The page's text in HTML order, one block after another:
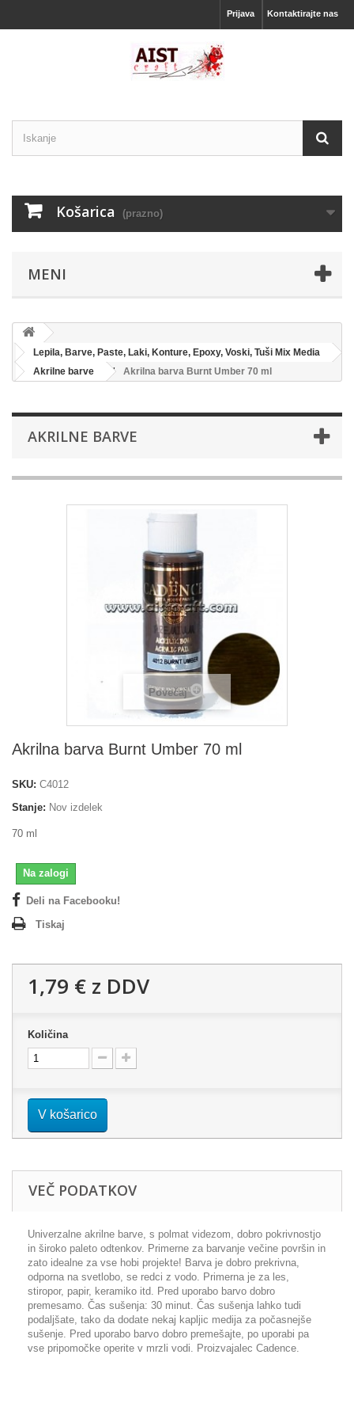
Kontaktirajte nas
Prijava
Košarica (prazno)
MENI
Lepila, Barve, Paste, Laki, Konture, Epoxy, Voski, Tuši Mix Media
Akrilne barve
Akrilna barva Burnt Umber 70 ml
AKRILNE BARVE
Povečaj
Akrilna barva Burnt Umber 70 ml
SKU: C4012
Stanje: Nov izdelek
70 ml
Na zalogi
Deli na Facebooku!
Tiskaj
1,79 € z DDV
Količina
V košarico
VEČ PODATKOV
Univerzalne akrilne barve, s polmat videzom, dobro pokrivnostjo
in široko paleto odtenkov. Primerne za barvanje večine površin in
zato idealne za vse hobi projekte! Barva je dobro prekrivna,
odporna na svetlobo, se redci z vodo. Primerna je za les,
stiropor, papir, keramiko itd. Pred uporabo barvo dobro
premesamo. Čas sušenja: 30 minut. Čas sušenja lahko tudi
podaljšate, tako da dodate nekaj kapljic medija za počasnejše
sušenje. Pred uporabo barvo dobro premešajte, po uporabi pa
vse pripomočke operite v mrzli vodi. Proizvajalec Cadence.